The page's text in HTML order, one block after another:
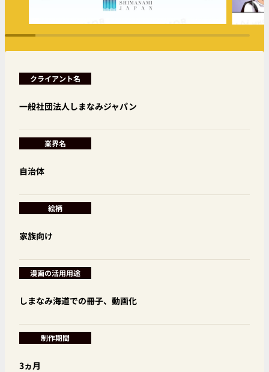
クライアント名
一般社団法人しまなみジャパン
業界名
自治体
絵柄
家族向け
漫画の活用用途
しまなみ海道での冊子、動画化
制作期間
3ヵ月